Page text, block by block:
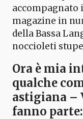
accompagnato
magazine in
della Bassa
noccioleti
Ora è mia
qualche
astigiana –
fanno parte: